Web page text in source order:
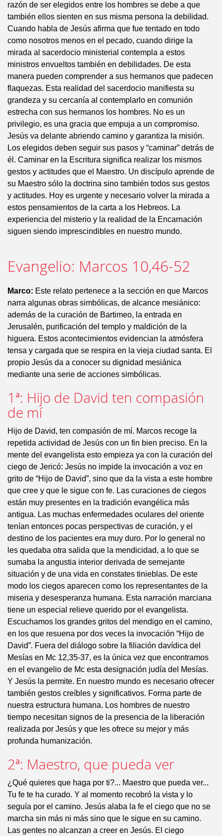
razón de ser elegidos entre los hombres se debe a que
también ellos sienten en sus misma persona la debilidad.
Cuando habla de Jesús afirma que fue tentado en todo
como nosotros menos en el pecado, cuando dirige la
mirada al sacerdocio ministerial contempla a estos
ministros envueltos también en debilidades. De esta
manera pueden comprender a sus hermanos que padecen
flaquezas. Esta realidad del sacerdocio manifiesta su
grandeza y su cercanía al contemplarlo en comunión
estrecha con sus hermanos los hombres. No es un
privilegio, es una gracia que empuja a un compromiso.
Jesús va delante abriendo camino y garantiza la misión.
Los elegidos deben seguir sus pasos y “caminar” detrás de
él. Caminar en la Escritura significa realizar los mismos
gestos y actitudes que el Maestro. Un discípulo aprende de
su Maestro sólo la doctrina sino también todos sus gestos
y actitudes. Hoy es urgente y necesario volver la mirada a
estos pensamientos de la carta a los Hebreos. La
experiencia del misterio y la realidad de la Encarnación
siguen siendo imprescindibles en nuestro mundo.
Evangelio: Marcos 10,46-52
Marco: Este relato pertenece a la sección en que Marcos
narra algunas obras simbólicas, de alcance mesiánico:
además de la curación de Bartimeo, la entrada en
Jerusalén, purificación del templo y maldición de la
higuera. Estos acontecimientos evidencian la atmósfera
tensa y cargada que se respira en la vieja ciudad santa. El
propio Jesús da a conocer su dignidad mesiánica
mediante una serie de acciones simbólicas.
1ª: Hijo de David ten compasión
de mí
Hijo de David, ten compasión de mí. Marcos recoge la
repetida actividad de Jesús con un fin bien preciso. En la
mente del evangelista esto empieza ya con la curación del
ciego de Jericó: Jesús no impide la invocación a voz en
grito de “Hijo de David”, sino que da la vista a este hombre
que cree y que le sigue con fe. Las curaciones de ciegos
están muy presentes en la tradición evangélica más
antigua. Las muchas enfermedades oculares del oriente
tenían entonces pocas perspectivas de curación, y el
destino de los pacientes era muy duro. Por lo general no
les quedaba otra salida que la mendicidad, a lo que se
sumaba la angustia interior derivada de semejante
situación y de una vida en constates tinieblas. De este
modo los ciegos aparecen como los representantes de la
miseria y desesperanza humana. Esta narración marciana
tiene un especial relieve querido por el evangelista.
Escuchamos los grandes gritos del mendigo en el camino,
en los que resuena por dos veces la invocación “Hijo de
David”. Fuera del diálogo sobre la filiación davídica del
Mesías en Mc 12,35-37, es la única vez que encontramos
en el evangelio de Mc esta designación judía del Mesías.
Y Jesús la permite. En nuestro mundo es necesario ofrecer
también gestos creíbles y significativos. Forma parte de
nuestra estructura humana. Los hombres de nuestro
tiempo necesitan signos de la presencia de la liberación
realizada por Jesús y que les ofrece su mejor y más
profunda humanización.
2ª: Maestro, que pueda ver
¿Qué quieres que haga por ti?... Maestro que pueda ver...
Tu fe te ha curado. Y al momento recobró la vista y lo
seguía por el camino. Jesús alaba la fe el ciego que no se
marcha sin más ni más sino que le sigue en su camino.
Las gentes no alcanzan a creer en Jesús. El ciego